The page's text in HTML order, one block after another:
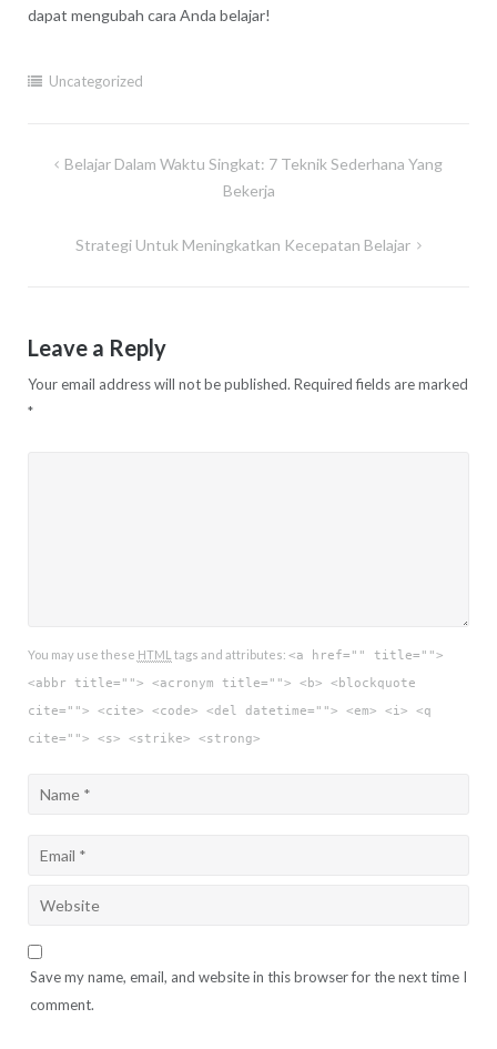
dapat mengubah cara Anda belajar!
Uncategorized
PostBelajar Dalam Waktu Singkat: 7 Teknik Sederhana Yang
Bekerja
Strategi Untuk Meningkatkan Kecepatan Belajar
Leave a Reply
Your email address will not be published. Required fields are marked
*
You may use these HTML tags and attributes: <a href="" title="">
<abbr title=""> <acronym title=""> <b> <blockquote
cite=""> <cite> <code> <del datetime=""> <em> <i> <q
cite=""> <s> <strike> <strong>
Save my name, email, and website in this browser for the next time I
comment.